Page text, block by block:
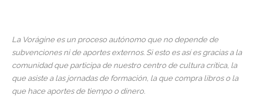
La Vorágine es un proceso autónomo que no depende de
subvenciones ni de aportes externos. Si esto es así es gracias a la
comunidad que participa de nuestro centro de cultura crítica, la
que asiste a las jornadas de formación, la que compra libros o la
que hace aportes de tiempo o dinero.